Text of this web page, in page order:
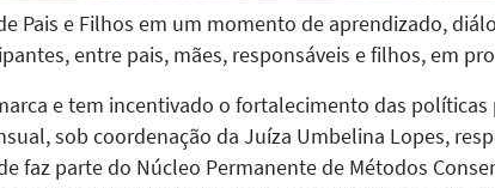
Pais e Filhos em um momento de aprendizado,
entre pais, mães, responsáveis e filhos, em
e tem incentivado o fortalecimento das
sob coordenação da Juíza Umbelina Lopes,
faz parte do Núcleo Permanente de Métodos